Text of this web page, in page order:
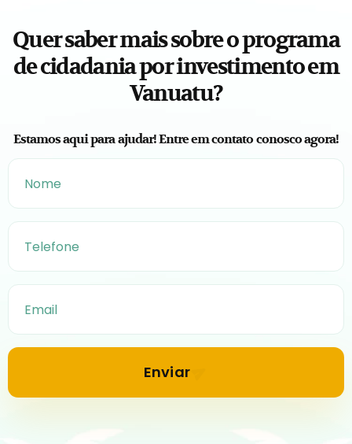
Quer saber mais sobre o programa
de cidadania por investimento em
Vanuatu?
Estamos aqui para ajudar! Entre em contato conosco agora!
Enviar